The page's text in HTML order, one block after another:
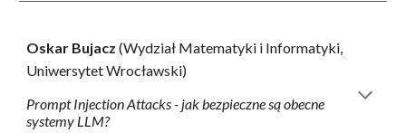
Oskar Bujacz(Wydział Matematyki i Informatyki,
Uniwersytet Wrocławski)
Prompt Injection Attacks - jak bezpieczne są obecne
systemy LLM?